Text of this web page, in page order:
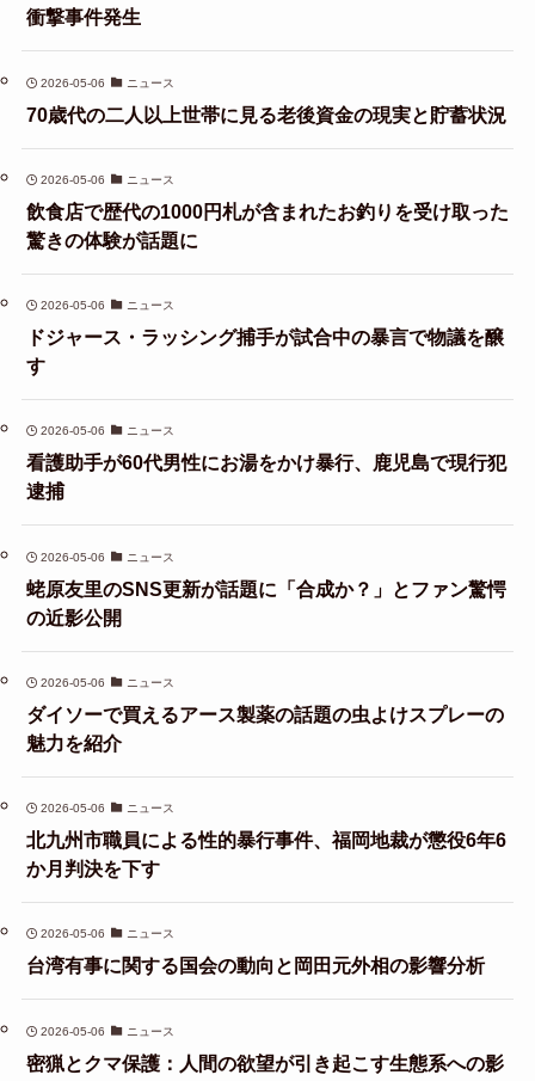
衝撃事件発生
2026-05-06 ニュース
70歳代の二人以上世帯に見る老後資金の現実と貯蓄状況
2026-05-06 ニュース
飲食店で歴代の1000円札が含まれたお釣りを受け取った
驚きの体験が話題に
2026-05-06 ニュース
ドジャース・ラッシング捕手が試合中の暴言で物議を醸
す
2026-05-06 ニュース
看護助手が60代男性にお湯をかけ暴行、鹿児島で現行犯
逮捕
2026-05-06 ニュース
蛯原友里のSNS更新が話題に「合成か？」とファン驚愕
の近影公開
2026-05-06 ニュース
ダイソーで買えるアース製薬の話題の虫よけスプレーの
魅力を紹介
2026-05-06 ニュース
北九州市職員による性的暴行事件、福岡地裁が懲役6年6
か月判決を下す
2026-05-06 ニュース
台湾有事に関する国会の動向と岡田元外相の影響分析
2026-05-06 ニュース
密猟とクマ保護：人間の欲望が引き起こす生態系への影